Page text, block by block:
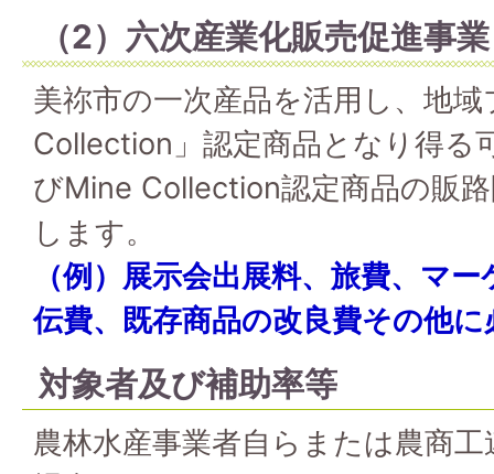
（2）六次産業化販売促進事業
美祢市の一次産品を活用し、地
Collection」認定商品となり得る
びMine Collection認定商品の販
します。
（例）展示会出展料、旅費、マ
伝費、既存商品の改良費その他に
対象者及び補助率等
農林水産事業者自らまたは農商